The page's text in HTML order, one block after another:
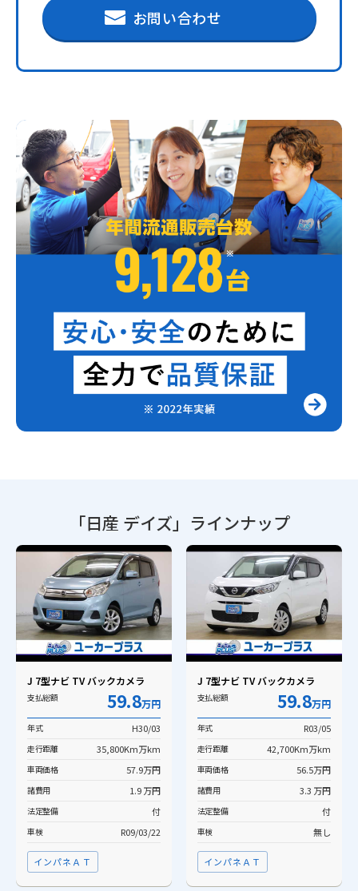
お問い合わせ
「日産 デイズ」 ラインナップ
J 7型ナビ TV バックカメラ
支払総額 59.8万円
年式 H30/03
走行距離 35,800Km万km
車両価格 57.9万円
諸費用 1.9 万円
法定整備 付
車検 R09/03/22
インパネＡＴ
J 7型ナビ TV バックカメラ
支払総額 59.8万円
年式 R03/05
走行距離 42,700Km万km
車両価格 56.5万円
諸費用 3.3 万円
法定整備 付
車検 無し
インパネＡＴ